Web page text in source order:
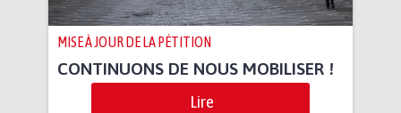
MISE À JOUR DE LA PÉTITION
CONTINUONS DE NOUS MOBILISER !
Lire